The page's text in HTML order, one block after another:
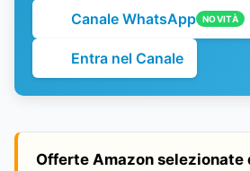
Canale WhatsApp NOVITÀ
Entra nel Canale
Offerte Amazon selezionate